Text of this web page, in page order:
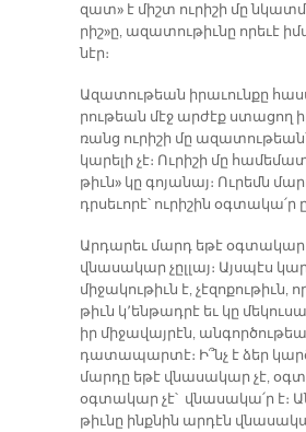
զատ» է միշտ ու­րի­շի մը
րիշ»ը, ա­զա­տու­թիւ­նը ո­րե­ւէ
նէր։
Ա­զա­տու­թեան ի­րա­ւուն­քը
րու­թեան մէջ ար­ժէք ստա­ցող
ռանց ու­րի­շի մը
կա­րե­լի չէ։ Ու­րի­շի մը
թիւն» կը գո­յա­նայ։ Ու­րեմն
դրսե­ւո­րէ՝ ու­րի­շին օգ­տա­կա՛ր
Ար­դա­րեւ մարդ ե­թէ օգ­տա­կար
վնա­սա­կար չըլ­լայ։ Այս­պէս
մի­ջա­կու­թիւն է, չէ­զո­քու­թիւն,
թիւն կ՚են­թադ­րէ եւ կը
իր մի­ջա­վայ­րէն,
դա­տա­պար­տէ։ Ի՞նչ է ձեր
մար­դը ե­թէ վնա­սա­կար չէ,
օգ­տա­կար չէ՝ վնա­սա­կա՛ր է։
թիւ­նը ինք­նին ար­դէն